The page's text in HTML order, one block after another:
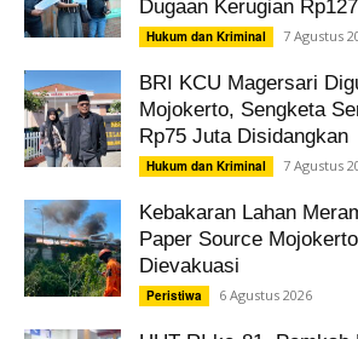
Dugaan Kerugian
Hukum dan Kriminal 7 Agustus
BRI KCU Magersari
Mojokerto, Sengketa
Rp75 Juta Disidangkan
Hukum dan Kriminal 7 Agustus
Kebakaran Lahan
Paper Source
Dievakuasi
Peristiwa 6 Agustus 2026